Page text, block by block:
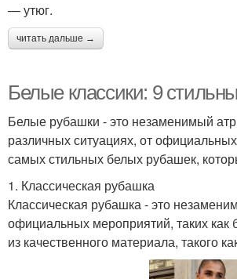
— утюг.
читать дальше →
Белые классики: 9
Белые рубашки - это незаменимый
различных ситуациях, от
самых стильных белых рубашек,
1. Классическая рубашка
Классическая рубашка - это
официальных мероприятий, таких как
из качественного материала, такого